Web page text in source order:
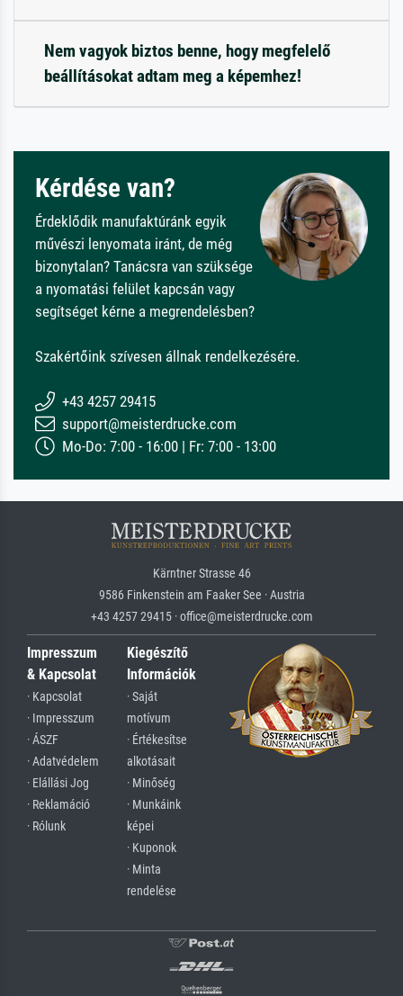
Nem vagyok biztos benne, hogy megfelelő
beállításokat adtam meg a képemhez!
Kérdése van?
Érdeklődik manufaktúránk egyik
művészi lenyomata iránt, de még
bizonytalan? Tanácsra van szüksége
a nyomatási felület kapcsán vagy
segítséget kérne a megrendelésben?
Szakértőink szívesen állnak rendelkezésére.
+43 4257 29415
support@meisterdrucke.com
Mo-Do: 7:00 - 16:00 | Fr: 7:00 - 13:00
Kärntner Strasse 46
9586 Finkenstein am Faaker See · Austria
+43 4257 29415 · office@meisterdrucke.com
Impresszum
& Kapcsolat
· Kapcsolat
· Impresszum
· ÁSZF
· Adatvédelem
· Elállási Jog
· Reklamáció
· Rólunk
Kiegészítő
Információk
· Saját
motívum
· Értékesítse
alkotásait
· Minőség
· Munkáink
képei
· Kuponok
· Minta
rendelése